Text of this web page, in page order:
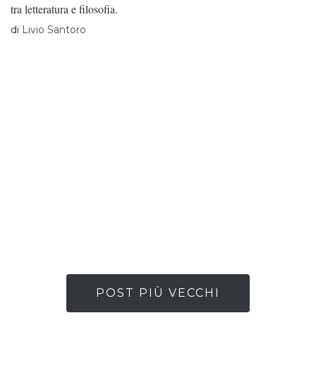
tra letteratura e filosofia.
di Livio Santoro
POST PIÙ VECCHI